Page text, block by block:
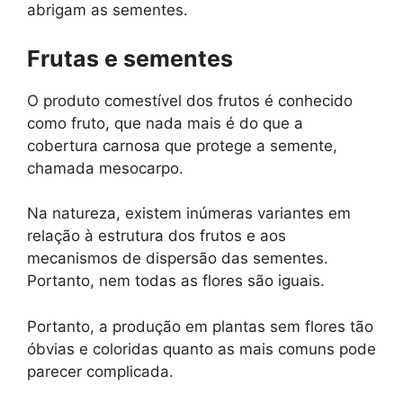
abrigam as sementes.
Frutas e sementes
O produto comestível dos frutos é conhecido
como fruto, que nada mais é do que a
cobertura carnosa que protege a semente,
chamada mesocarpo.
Na natureza, existem inúmeras variantes em
relação à estrutura dos frutos e aos
mecanismos de dispersão das sementes.
Portanto, nem todas as flores são iguais.
Portanto, a produção em plantas sem flores tão
óbvias e coloridas quanto as mais comuns pode
parecer complicada.